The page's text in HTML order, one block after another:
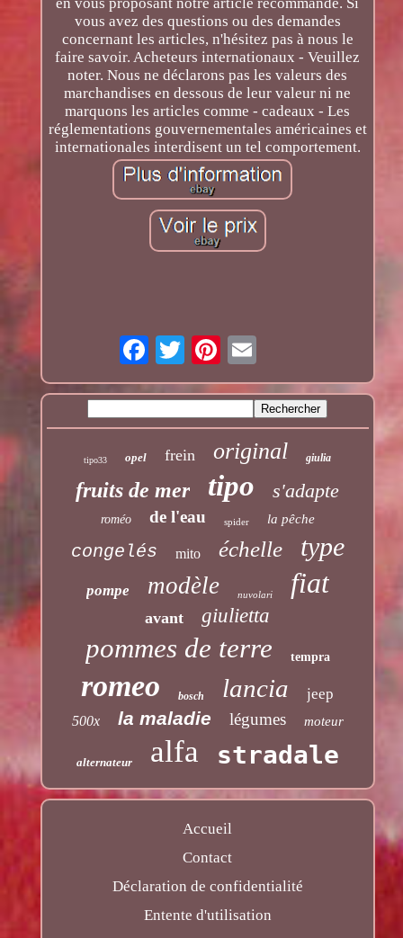
vous avez des questions ou des demandes
concernant les articles, n'hésitez pas à nous le
faire savoir. Acheteurs internationaux - Veuillez
noter. Nous ne déclarons pas les valeurs des
marchandises en dessous de leur valeur ni ne
marquons les articles comme - cadeaux - Les
réglementations gouvernementales américaines et
internationales interdisent un tel comportement.
tipo33 opel frein original giulia
fruits de mer tipo s'adapte
roméo de l'eau spider la pêche
congelés mito échelle type
pompe modèle nuvolari fiat
avant giulietta
pommes de terre tempra
romeo bosch lancia jeep
500x la maladie légumes moteur
alternateur alfa stradale
Accueil
Contact
Déclaration de confidentialité
Entente d'utilisation